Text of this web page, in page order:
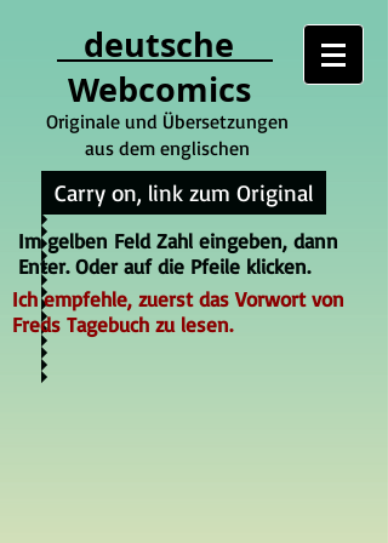
deutsche
Webcomics
Originale und Übersetzungen
aus dem englischen
Carry on, link zum Original
Im gelben Feld Zahl eingeben, dann
Enter. Oder auf die Pfeile klicken.
Ich empfehle, zuerst das Vorwort von
Freds Tagebuch zu lesen.